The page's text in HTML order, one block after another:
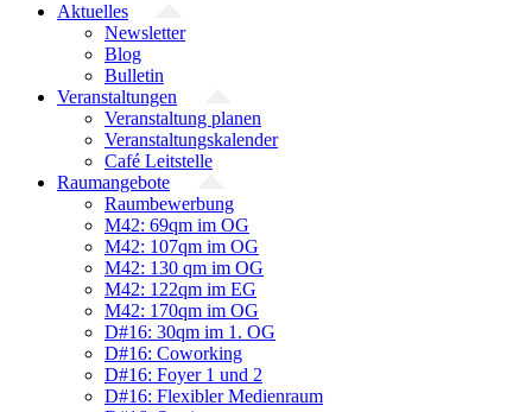
Aktuelles
Newsletter
Blog
Bulletin
Veranstaltungen
Veranstaltung planen
Veranstaltungskalender
Café Leitstelle
Raumangebote
Raumbewerbung
M42: 69qm im OG
M42: 107qm im OG
M42: 130 qm im OG
M42: 122qm im EG
M42: 170qm im OG
D#16: 30qm im 1. OG
D#16: Coworking
D#16: Foyer 1 und 2
D#16: Flexibler Medienraum